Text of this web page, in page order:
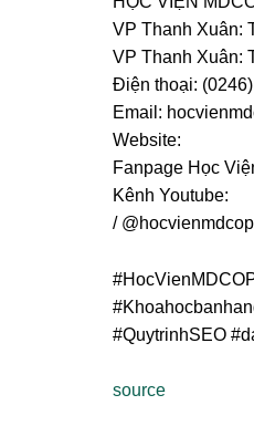
VP Thanh Xuân:
VP Thanh Xuân:
Điện thoại:
Email:
Website:
Fanpage Học
Kênh Youtube:
/
#QuytrinhSEO
source